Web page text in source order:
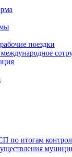
поездки
по итогам